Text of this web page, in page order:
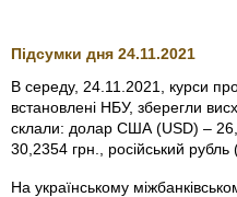
Підсумки дня 24.11.2021
В середу, 24.11.2021, курси
встановлені НБУ, зберегли
склали: долар США (USD) –
30,2354 грн., російський рубль
На українському